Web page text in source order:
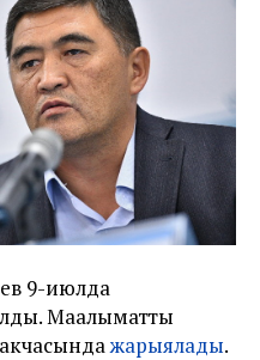
9-июлда
Маалыматты
жарыялады.